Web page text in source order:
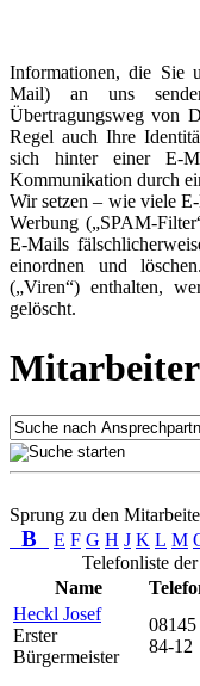
Informationen, die Sie
Mail) an uns
Übertragungsweg von
Regel auch Ihre
sich hinter einer E-
Kommunikation durch
Wir setzen – wie viele
Werbung („SPAM-
E-Mails
einordnen und
(„Viren“) enthalten,
gelöscht.
Sprung zu den
B E F G H J K L M
Telefonliste
Name
Heckl Josef
Erster
Bürgermeister
08145
84-12